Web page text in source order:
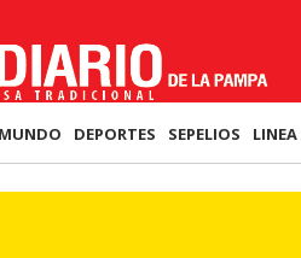
MUNDO DEPORTES SEPELIOS